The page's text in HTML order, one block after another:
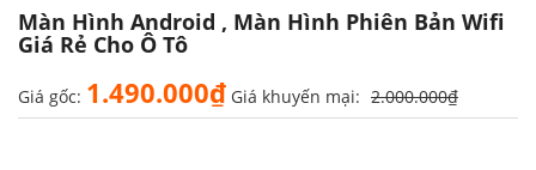
Màn Hình Android , Màn Hình Phiên Bản Wifi
Giá Rẻ Cho Ô Tô
Giá gốc: 1.490.000₫ Giá khuyến mại: 2.000.000₫